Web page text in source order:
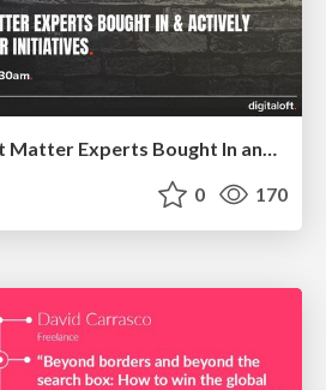
How to Get Subject Matter Experts Bought In and Actively Contributing to SEO & PR Initiatives.
0 170